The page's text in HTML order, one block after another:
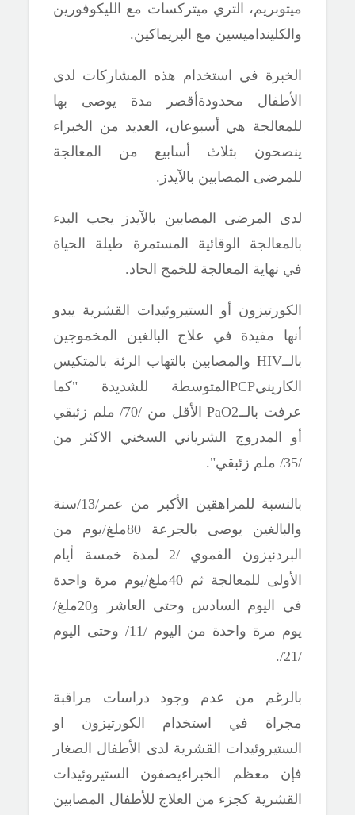
ميتوبريم، التري ميتركسات مع الليكوفورين
والكلينداميسين مع البريماكين.
الخبرة في استخدام هذه المشاركات لدى
الأطفال محدودةأقصر مدة يوصى بها
للمعالجة هي أسبوعان، العديد من الخبراء
ينصحون بثلاث أسابيع من المعالجة
للمرضى المصابين بالآيدز.
لدى المرضى المصابين بالآيدز يجب البدء
بالمعالجة الوقائية المستمرة طيلة الحياة
في نهاية المعالجة للخمج الحاد.
الكورتيزون أو
الستيروئيدات القشرية يبدو
أنها مفيدة في علاج البالغين المخموجين
بالــHIV والمصابين بالتهاب الرئة بالمتكيس
الكارينيPCP المتوسطة للشديدة "كما
عرفت بالــPaO2
الأقل من /70/ ملم زئبقي
أو المدروج الشرياني السخني الاكثر من
/35/ ملم زئبقي".
بالنسبة للمراهقين الأكبر من عمر/13/سنة
والبالغين يوصى بالجرعة 80ملغ/يوم من
البردنيزون الفموي /2 لمدة خمسة أيام
الأولى للمعالجة ثم 40ملغ/يوم مرة واحدة
في اليوم السادس وحتى العاشر و20ملغ/
يوم مرة واحدة من اليوم /11/ وحتى اليوم
/21/.
بالرغم من عدم وجود دراسات مراقبة
مجراة في استخدام الكورتيزون او
الستيروئيدات القشرية لدى الأطفال الصغار
فإن معظم الخبراءيصفون الستيروئيدات
القشرية كجزء من العلاج للأطفال المصابين